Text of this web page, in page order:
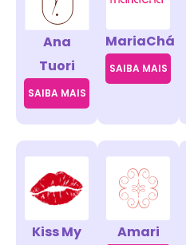
Ana
Tuori
SAIBA MAIS
MariaChá
SAIBA MAIS
Kiss My
Amari